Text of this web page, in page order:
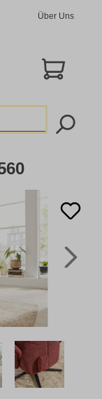
Über Uns